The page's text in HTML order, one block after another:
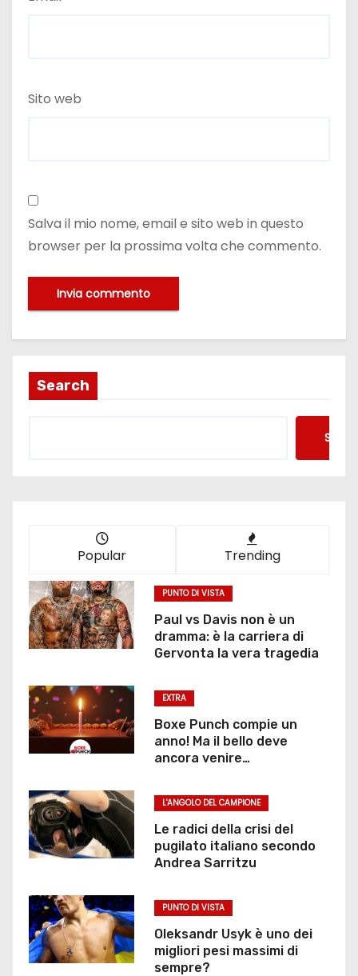
Sito web
Salva il mio nome, email e sito web in questo
browser per la prossima volta che commento.
Search
Popular Trending
PUNTO DI VISTA
Paul vs Davis non è un
dramma: è la carriera di
Gervonta la vera tragedia
EXTRA
Boxe Punch compie un
anno! Ma il bello deve
ancora venire…
L'ANGOLO DEL CAMPIONE
Le radici della crisi del
pugilato italiano secondo
Andrea Sarritzu
PUNTO DI VISTA
Oleksandr Usyk è uno dei
migliori pesi massimi di
sempre?